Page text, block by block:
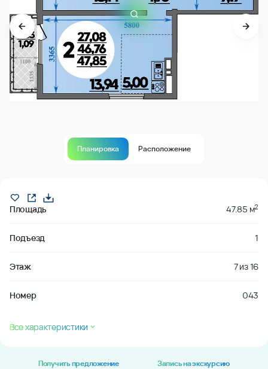
Планировка Расположение
Площадь 47.85 м2
Подъезд 1
Этаж 7из16
Номер 043
Все характеристики
Получить предложение Запись на экскурсию